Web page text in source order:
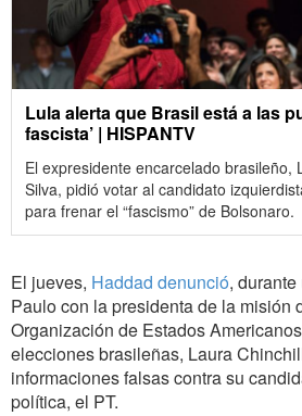
Lula alerta que Brasil está a las
fascista’ | HISPANTV
El expresidente encarcelado brasileño,
Silva, pidió votar al candidato
para frenar el “fascismo” de Bolsonaro.
El jueves, Haddad denunció,
Paulo con la presidenta de la misión
Organización de Estados
elecciones brasileñas, Laura
informaciones falsas contra su
política, el PT.